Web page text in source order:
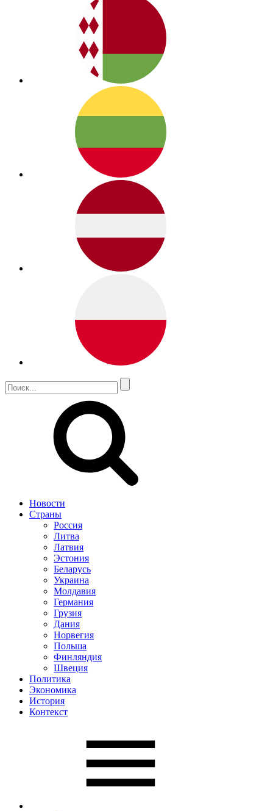
Новости
Страны
Россия
Литва
Латвия
Эстония
Беларусь
Украина
Молдавия
Германия
Грузия
Дания
Норвегия
Польша
Финляндия
Швеция
Политика
Экономика
История
Контекст